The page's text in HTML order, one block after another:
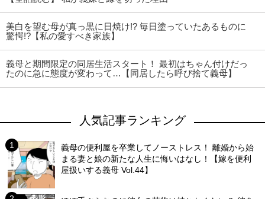
美白を望む母が真っ黒に日焼け!? 毎日塗っていたあるものに
驚愕!?【私の愛すべき家族】
義母と期間限定の同居生活スタート！ 最初はちゃん付けだっ
たのに急に態度が変わって…【同居したら呼び捨て義母】
人気記事ランキング
義母の便利屋を卒業してノーストレス！ 離婚から始
まる妻と娘の新たな人生に悔いはなし！【嫁を便利
屋扱いする義母 Vol.44】